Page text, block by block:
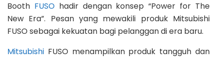
Booth FUSOhadir dengan konsep “Power for The
New Era”. Pesan yang mewakili produk Mitsubishi
FUSO sebagai kekuatan bagi pelanggan di era baru.
Mitsubishi FUSO menampilkan produk tangguh dan